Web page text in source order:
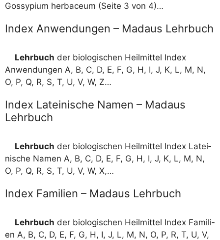
Gos­sy­pi­um her­bace­um (Sei­te 3 von 4)…
Index Anwendungen – Madaus Lehrbuch
Lehr­buch der bio­lo­gi­schen Heil­mit­tel Index
Anwen­dun­gen A, B, C, D, E, F, G, H, I, J, K, L, M, N,
O, P, Q, R, S, T, U, V, W, Z…
Index Lateinische Namen – Madaus
Lehrbuch
Lehr­buch der bio­lo­gi­schen Heil­mit­tel Index Latei­
ni­sche Namen A, B, C, D, E, F, G, H, I, J, K, L, M, N,
O, P, Q, R, S, T, U, V, W, X,…
Index Familien – Madaus Lehrbuch
Lehr­buch der bio­lo­gi­schen Heil­mit­tel Index Fami­li­
en A, B, C, D, E, F, G, H, I, J, L, M, N, O, P, R, T, U, V,